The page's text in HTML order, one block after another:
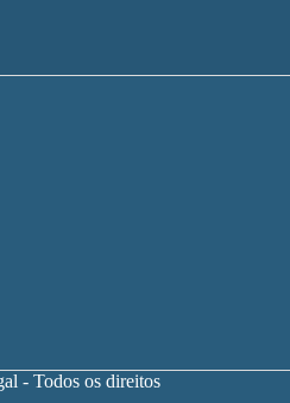
- Todos os direitos